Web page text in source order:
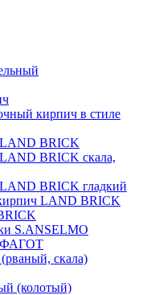
кирпич в стиле
BRICK
BRICK скала,
BRICK гладкий
LAND BRICK
S.ANSELMO
ФАГОТ
скала)
(колотый)